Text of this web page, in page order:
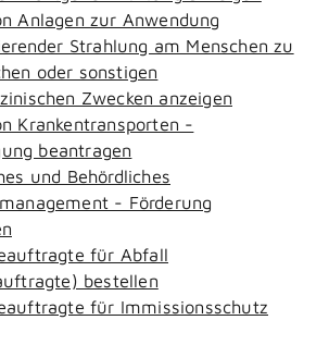
Anlagen zur Anwendung
Strahlung am Menschen zu
oder sonstigen
Zwecken anzeigen
Krankentransporten -
beantragen
und Behördliches
- Förderung
für Abfall
bestellen
für Immissionsschutz